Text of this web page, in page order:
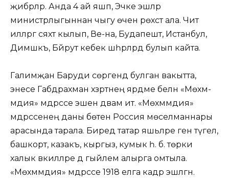
җибәрәләр. Анда 4 ай яшәп, Эчке эшләр
министрлыгыннан чыгу өчен рөхсәт ала. Чит
илләргә сәяхәт кылып, Ве-на, Будапешт, Истанбул,
Димәшкъ, Бәйрут кебек шәһәрләрдә булып кайта.
Галимҗан Баруди сөргендә булган вакытта,
энесе Габдрахман хәзрәтнең ярдәме белән «Мөхәм-
мәдия» мәдрәсәсе эшен дәвам итә. «Мөхәммәдия»
мәдрәсәсенең даны бөтен Россия мөселманнары
арасында тарала. Биредә татар яшьләре генә түгел,
башкорт, казакъ, кыргыз, кумык һ. б. төрки
халык вәкилләре дә гыйлем алырга омтыла.
«Мөхәммәдия» мәдрәсәсе 1918 елга кадәр эшләгән.